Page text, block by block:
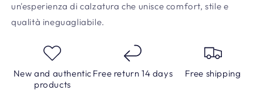
un'esperienza di calzatura che unisce comfort, stile e
qualità ineguagliabile.
New and authentic
products
Free return 14 days Free shipping